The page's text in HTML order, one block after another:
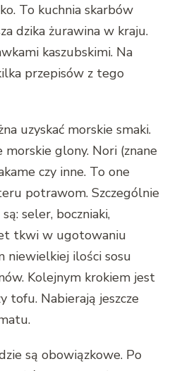
To kuchnia skarbów
dzika żurawina w kraju.
kaszubskimi. Na
przepisów z tego
uzyskać morskie smaki.
morskie glony. Nori (znane
czy inne. To one
potrawom. Szczególnie
seler, boczniaki,
tkwi w ugotowaniu
niewielkiej ilości sosu
Kolejnym krokiem jest
tofu. Nabierają jeszcze
są obowiązkowe. Po